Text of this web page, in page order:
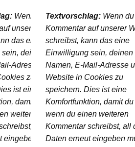
Wenn du einen
unserer Website
das eine
deinen
Adresse und
zu
ist eine
damit du nicht,
weiteren
all diese
eingeben musst.
Textvorschlag: Wenn
Kommentar auf unserer
schreibst, kann das eine
Einwilligung sein, deinen
Namen, E-Mail-Adresse
Website in Cookies zu
speichern. Dies ist eine
Komfortfunktion, damit
wenn du einen weiteren
Kommentar schreibst, all
Daten erneut eingeben